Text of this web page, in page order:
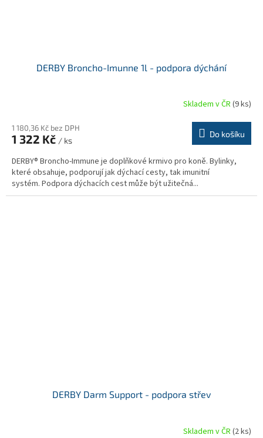
DERBY Broncho-Imunne 1l - podpora dýchání
Skladem v ČR (9 ks)
1 180,36 Kč bez DPH
1 322 Kč / ks
Do košíku
DERBY® Broncho-Immune je doplňkové krmivo pro koně. Bylinky,
které obsahuje, podporují jak dýchací cesty, tak imunitní
systém. Podpora dýchacích cest může být užitečná...
DERBY Darm Support - podpora střev
Skladem v ČR (2 ks)